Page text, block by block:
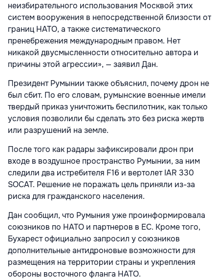
неизбирательного использования Москвой этих
систем вооружения в непосредственной близости от
границ НАТО, а также систематического
пренебрежения международным правом. Нет
никакой двусмысленности относительно автора и
причины этой агрессии», — заявил Дан.
Президент Румынии также объяснил, почему дрон не
был сбит. По его словам, румынские военные имели
твердый приказ уничтожить беспилотник, как только
условия позволили бы сделать это без риска жертв
или разрушений на земле.
После того как радары зафиксировали дрон при
входе в воздушное пространство Румынии, за ним
следили два истребителя F16 и вертолет IAR 330
SOCAT. Решение не поражать цель приняли из-за
риска для гражданского населения.
Дан сообщил, что Румыния уже проинформировала
союзников по НАТО и партнеров в ЕС. Кроме того,
Бухарест официально запросил у союзников
дополнительные антидроновые возможности для
размещения на территории страны и укрепления
обороны восточного фланга НАТО.